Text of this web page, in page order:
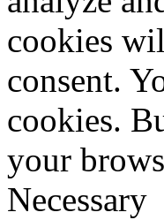
cookies
consent.
cookies.
your
Necessary